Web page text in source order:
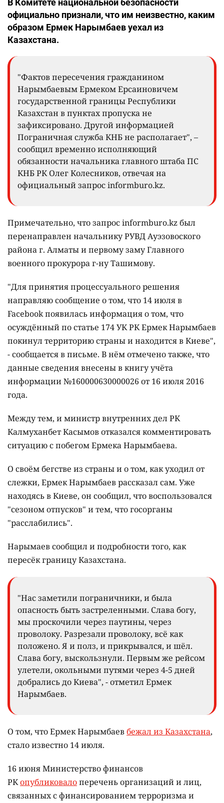
В Комитете национальной безопасности
официально признали, что им неизвестно, каким
образом Ермек Нарымбаев уехал из
Казахстана.
"Фактов пересечения гражданином
Нарымбаевым Ермеком Ерсаиновичем
государственной границы Республики
Казахстан в пунктах пропуска не
зафиксировано. Другой информацией
Пограничная служба КНБ не располагает", –
сообщил временно исполняющий
обязанности начальника главного штаба ПС
КНБ РК Олег Колесников, отвечая на
официальный запрос informburo.kz.
Примечательно, что запрос informburo.kz был
перенаправлен начальнику РУВД Ауэзовоского
района г. Алматы и первому заму Главного
военного прокурора г-ну Ташимову.
"Для принятия процессуального решения
направляю сообщение о том, что 14 июля в
Facebook появилась информация о том, что
осуждённый по статье 174 УК РК Ермек Нарымбаев
покинул территорию страны и находится в Киеве",
- сообщается в письме. В нём отмечено также, что
данные сведения внесены в книгу учёта
информации №160000630000026 от 16 июля 2016
года.
Между тем, и министр внутренних дел РК
Калмуханбет Касымов отказался комментировать
ситуацию с побегом Ермека Нарымбаева.
О своём бегстве из страны и о том, как уходил от
слежки, Ермек Нарымбаев рассказал сам. Уже
находясь в Киеве, он сообщил, что воспользовался
"сезоном отпусков" и тем, что госорганы
"расслабились".
Нарымаев сообщил и подробности того, как
пересёк границу Казахстана.
"Нас заметили пограничники, и была
опасность быть застреленными. Слава богу,
мы проскочили через паутины, через
проволоку. Разрезали проволоку, всё как
положено. Я и полз, и прикрывался, и шёл.
Слава богу, выскользнули. Первым же рейсом
улетели, окольными путями через 4-5 дней
добрались до Киева", - отметил Ермек
Нарымбаев.
О том, что Ермек Нарымбаевбежал из Казахстана,
стало известно 14 июля.
16 июня Министерство финансов
РКопубликовалоперечень организаций и лиц,
связанных с финансированием терроризма и